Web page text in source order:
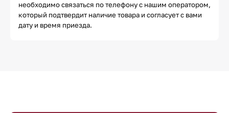
необходимо связаться по телефону с нашим оператором,
который подтвердит наличие товара и согласует с вами
дату и время приезда.